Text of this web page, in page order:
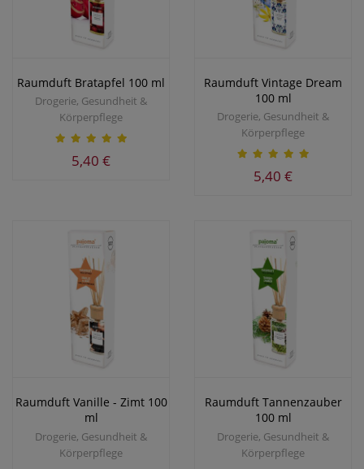
Raumduft Bratapfel 100 ml
Drogerie, Gesundheit &
Körperpflege
5,40 €
Raumduft Vintage Dream
100 ml
Drogerie, Gesundheit &
Körperpflege
5,40 €
Raumduft Vanille - Zimt 100
ml
Drogerie, Gesundheit &
Körperpflege
Raumduft Tannenzauber
100 ml
Drogerie, Gesundheit &
Körperpflege